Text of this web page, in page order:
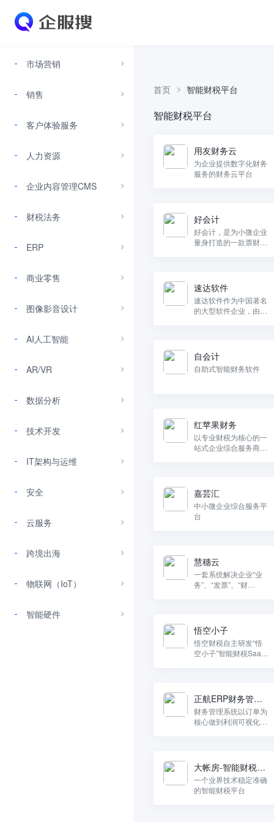
市场营销
销售
客户体验服务
人力资源
企业内容管理CMS
财税法务
ERP
商业零售
图像影音设计
AI人工智能
AR/VR
数据分析
技术开发
IT架构与运维
安全
云服务
跨境出海
物联网（IoT）
智能硬件
首页 智能财税平台
智能财税平台
用友财务云
为企业提供数字化财务
服务的财务云平台
好会计
好会计，是为小微企业
量身打造的一款票财税
速达软件
速达软件作为中国著名
的大型软件企业，由多
导者。
自会计
自助式智能财务软件
红苹果财务
以专业财税为核心的一
站式企业综合服务商，
嘉芸汇
中小微企业综合服务平
台
慧穗云
一套系统解决企业“业
务”、“发票”、“财
悟空小子
悟空财税自主研发“悟
空小子”智能财税SaaS
税种、财税一体化、自
动
正航ERP财务管理
系统
财务管理系统以订单为
核心做到利润可视化做
大帐房-智能财税平
台
一个业界技术稳定准确
的智能财税平台